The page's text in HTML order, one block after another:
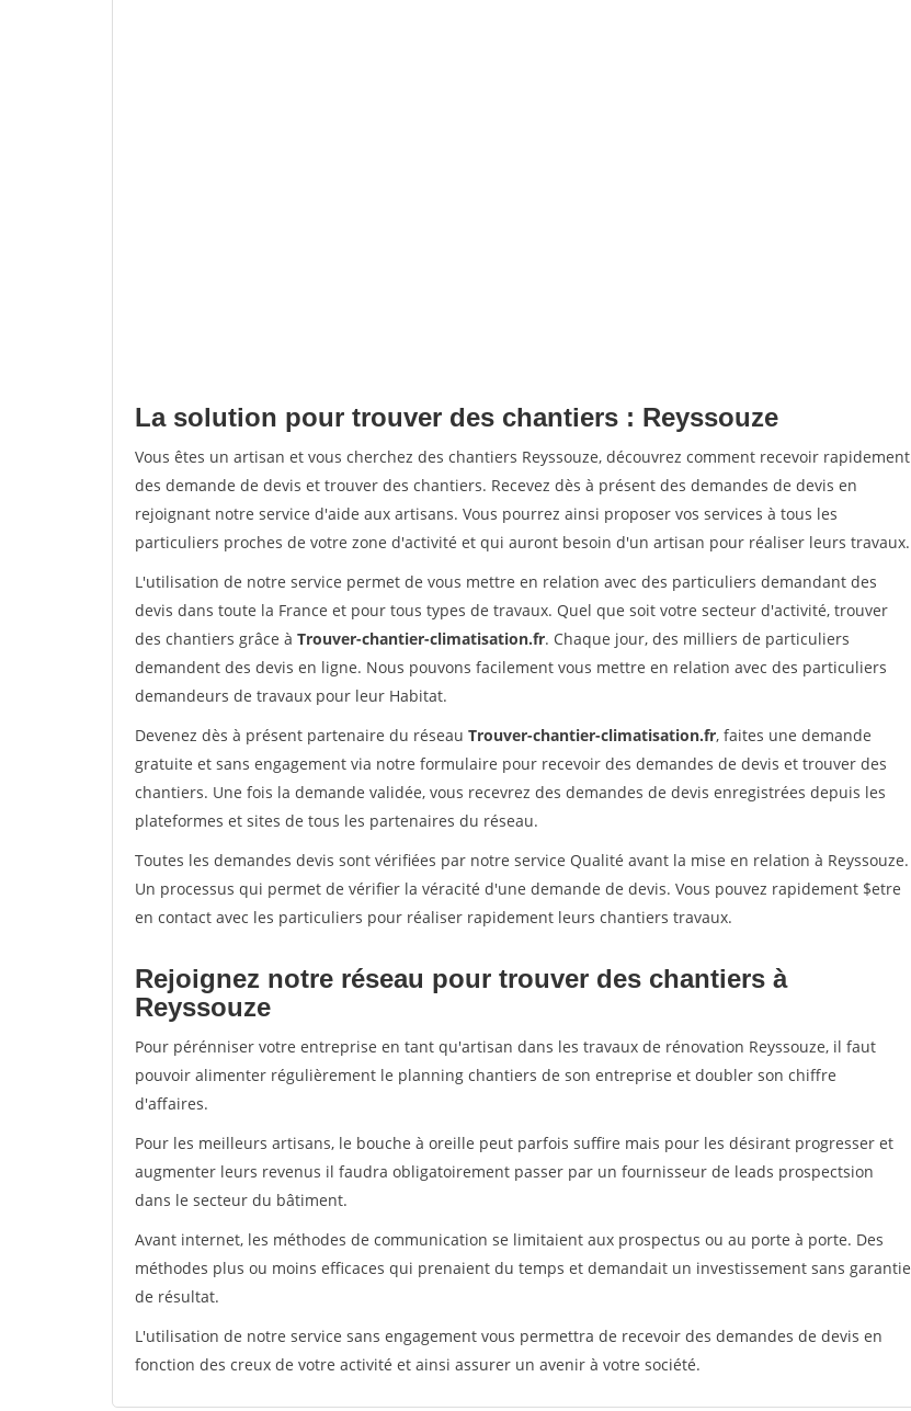
La solution pour trouver des chantiers : Reyssouze
Vous êtes un artisan et vous cherchez des chantiers Reyssouze, découvrez comment recevoir rapidement
des demande de devis et trouver des chantiers. Recevez dès à présent des demandes de devis en
rejoignant notre service d'aide aux artisans. Vous pourrez ainsi proposer vos services à tous les
particuliers proches de votre zone d'activité et qui auront besoin d'un artisan pour réaliser leurs travaux.
L'utilisation de notre service permet de vous mettre en relation avec des particuliers demandant des
devis dans toute la France et pour tous types de travaux. Quel que soit votre secteur d'activité, trouver
des chantiers grâce à Trouver-chantier-climatisation.fr. Chaque jour, des milliers de particuliers
demandent des devis en ligne. Nous pouvons facilement vous mettre en relation avec des particuliers
demandeurs de travaux pour leur Habitat.
Devenez dès à présent partenaire du réseau Trouver-chantier-climatisation.fr, faites une demande
gratuite et sans engagement via notre formulaire pour recevoir des demandes de devis et trouver des
chantiers. Une fois la demande validée, vous recevrez des demandes de devis enregistrées depuis les
plateformes et sites de tous les partenaires du réseau.
Toutes les demandes devis sont vérifiées par notre service Qualité avant la mise en relation à Reyssouze.
Un processus qui permet de vérifier la véracité d'une demande de devis. Vous pouvez rapidement $etre
en contact avec les particuliers pour réaliser rapidement leurs chantiers travaux.
Rejoignez notre réseau pour trouver des chantiers à
Reyssouze
Pour pérénniser votre entreprise en tant qu'artisan dans les travaux de rénovation Reyssouze, il faut
pouvoir alimenter régulièrement le planning chantiers de son entreprise et doubler son chiffre
d'affaires.
Pour les meilleurs artisans, le bouche à oreille peut parfois suffire mais pour les désirant progresser et
augmenter leurs revenus il faudra obligatoirement passer par un fournisseur de leads prospectsion
dans le secteur du bâtiment.
Avant internet, les méthodes de communication se limitaient aux prospectus ou au porte à porte. Des
méthodes plus ou moins efficaces qui prenaient du temps et demandait un investissement sans garantie
de résultat.
L'utilisation de notre service sans engagement vous permettra de recevoir des demandes de devis en
fonction des creux de votre activité et ainsi assurer un avenir à votre société.